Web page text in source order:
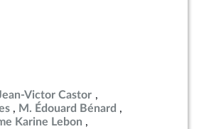
Victor Castor
M. Édouard Bénard
Karine Lebon